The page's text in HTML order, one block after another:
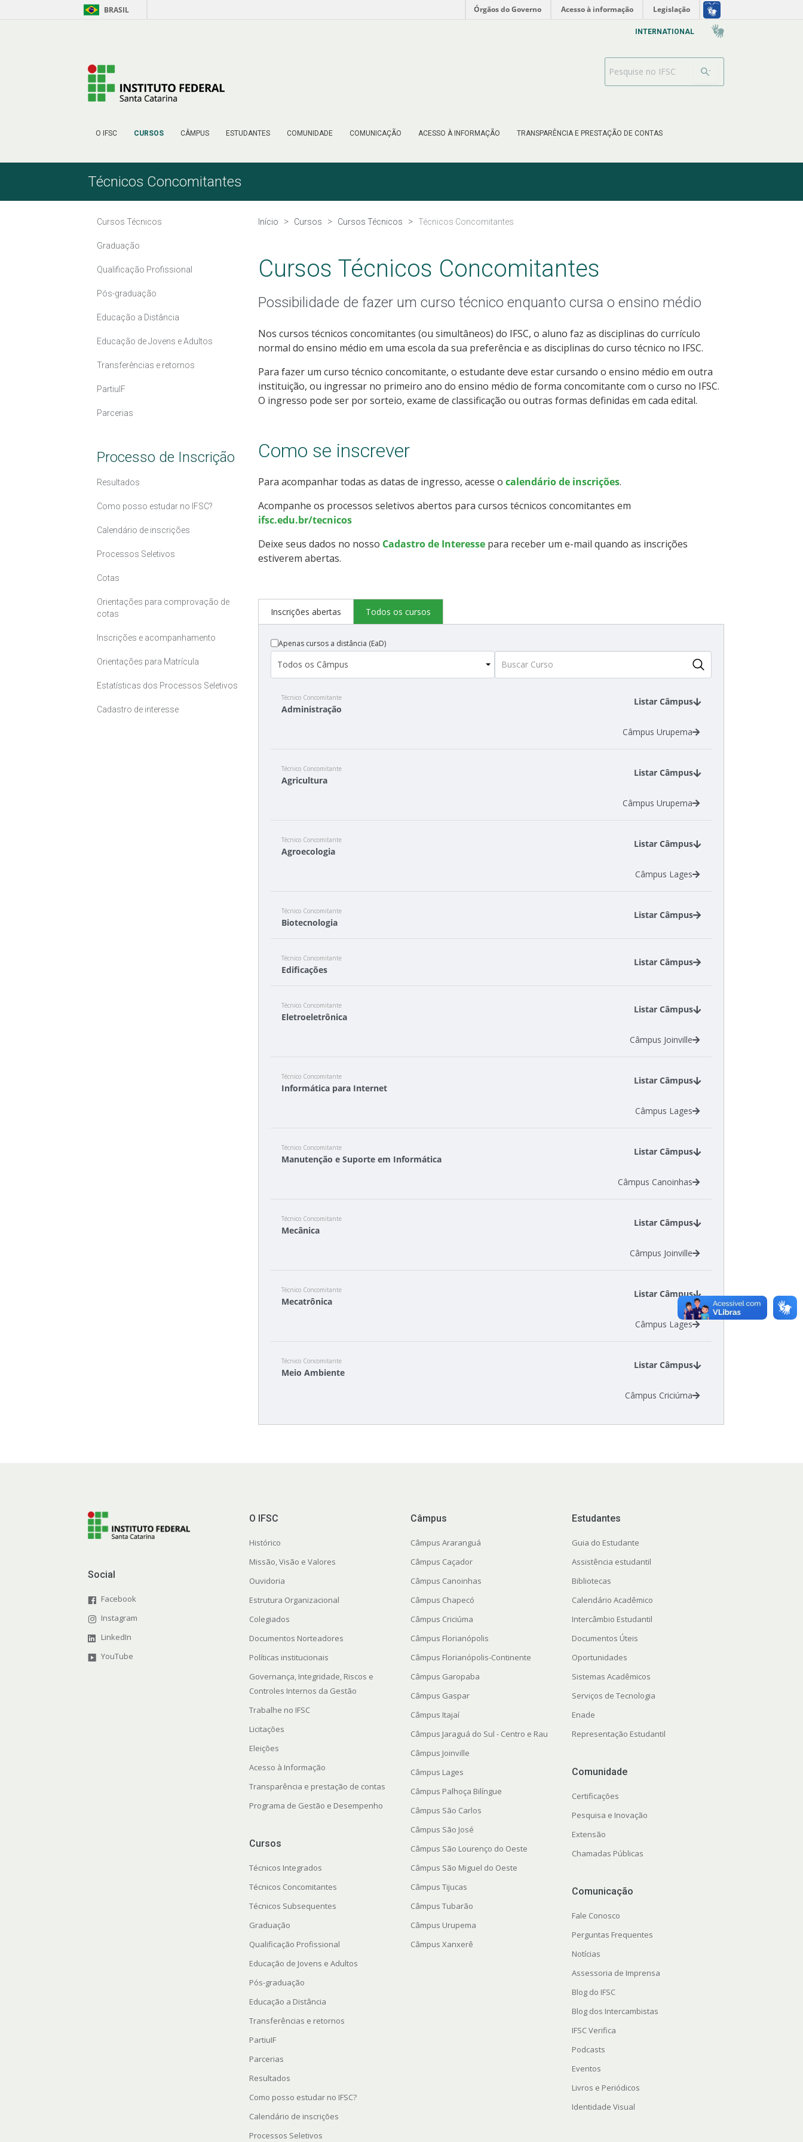
Pular para o Conteúdo BRASIL Órgãos do Governo Acesso à informação Legislação
O IFSC CURSOS CÂMPUS ESTUDANTES COMUNIDADE COMUNICAÇÃO ACESSO À INFORMAÇÃO TRANSPARÊNCIA E PRESTAÇÃO DE CONTAS
INTERNATIONAL
Barra de busca
Técnicos Concomitantes
Cursos Técnicos
Graduação
Qualificação Profissional
Pós-graduação
Educação a Distância
Educação de Jovens e Adultos
Transferências e retornos
PartiuIF
Parcerias
Processo de Inscrição
Resultados
Como posso estudar no IFSC?
Calendário de inscrições
Processos Seletivos
Cotas
Orientações para comprovação de
cotas
Inscrições e acompanhamento
Orientações para Matrícula
Estatísticas dos Processos Seletivos
Cadastro de interesse
Início Cursos Cursos Técnicos Técnicos Concomitantes
Cursos Técnicos Concomitantes
Possibilidade de fazer um curso técnico enquanto cursa o ensino médio
Nos cursos técnicos concomitantes (ou simultâneos) do IFSC, o aluno faz as disciplinas do currículo
normal do ensino médio em uma escola da sua preferência e as disciplinas do curso técnico no IFSC.
Para fazer um curso técnico concomitante, o estudante deve estar cursando o ensino médio em outra
instituição, ou ingressar no primeiro ano do ensino médio de forma concomitante com o curso no IFSC.
O ingresso pode ser por sorteio, exame de classificação ou outras formas definidas em cada edital.
Como se inscrever
Para acompanhar todas as datas de ingresso, acesse o calendário de inscrições.
Acompanhe os processos seletivos abertos para cursos técnicos concomitantes em
ifsc.edu.br/tecnicos
Deixe seus dados no nosso Cadastro de Interessepara receber um e-mail quando as inscrições
estiverem abertas.
Inscrições abertas Todos os cursos
Apenas cursos a distância (EaD)
Técnico Concomitante
Administração
Listar Câmpus
Câmpus Urupema
Técnico Concomitante
Agricultura
Listar Câmpus
Câmpus Urupema
Técnico Concomitante
Agroecologia
Listar Câmpus
Câmpus Lages
Técnico Concomitante
Biotecnologia
Listar Câmpus
Câmpus Lages
Técnico Concomitante
Edificações
Listar Câmpus
Câmpus São Carlos
Técnico Concomitante
Eletroeletrônica
Listar Câmpus
Câmpus Joinville
Técnico Concomitante
Informática para Internet
Listar Câmpus
Câmpus Lages
Técnico Concomitante
Manutenção e Suporte em Informática
Listar Câmpus
Câmpus Canoinhas
Técnico Concomitante
Mecânica
Listar Câmpus
Câmpus Joinville
Técnico Concomitante
Mecatrônica
Listar Câmpus
Câmpus Lages
Técnico Concomitante
Meio Ambiente
Listar Câmpus
Câmpus Criciúma
Social
Facebook
Instagram
LinkedIn
YouTube
O IFSC
Histórico
Missão, Visão e Valores
Ouvidoria
Estrutura Organizacional
Colegiados
Documentos Norteadores
Políticas institucionais
Governança, Integridade, Riscos e
Controles Internos da Gestão
Trabalhe no IFSC
Licitações
Eleições
Acesso à Informação
Transparência e prestação de contas
Programa de Gestão e Desempenho
Cursos
Técnicos Integrados
Técnicos Concomitantes
Técnicos Subsequentes
Graduação
Qualificação Profissional
Educação de Jovens e Adultos
Pós-graduação
Educação a Distância
Transferências e retornos
PartiuIF
Parcerias
Resultados
Como posso estudar no IFSC?
Calendário de inscrições
Processos Seletivos
Câmpus
Câmpus Araranguá
Câmpus Caçador
Câmpus Canoinhas
Câmpus Chapecó
Câmpus Criciúma
Câmpus Florianópolis
Câmpus Florianópolis-Continente
Câmpus Garopaba
Câmpus Gaspar
Câmpus Itajaí
Câmpus Jaraguá do Sul - Centro e Rau
Câmpus Joinville
Câmpus Lages
Câmpus Palhoça Bilíngue
Câmpus São Carlos
Câmpus São José
Câmpus São Lourenço do Oeste
Câmpus São Miguel do Oeste
Câmpus Tijucas
Câmpus Tubarão
Câmpus Urupema
Câmpus Xanxerê
Estudantes
Guia do Estudante
Assistência estudantil
Bibliotecas
Calendário Acadêmico
Intercâmbio Estudantil
Documentos Úteis
Oportunidades
Sistemas Acadêmicos
Serviços de Tecnologia
Enade
Representação Estudantil
Comunidade
Certificações
Pesquisa e Inovação
Extensão
Chamadas Públicas
Comunicação
Fale Conosco
Perguntas Frequentes
Notícias
Assessoria de Imprensa
Blog do IFSC
Blog dos Intercambistas
IFSC Verifica
Podcasts
Eventos
Livros e Periódicos
Identidade Visual